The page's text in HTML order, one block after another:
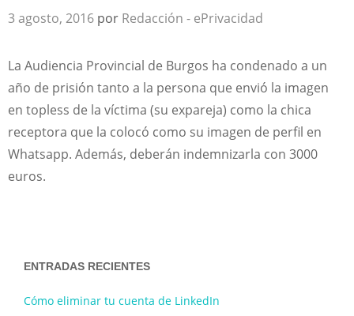
3 agosto, 2016 por Redacción - ePrivacidad
La Audiencia Provincial de Burgos ha condenado a un
año de prisión tanto a la persona que envió la imagen
en topless de la víctima (su expareja) como la chica
receptora que la colocó como su imagen de perfil en
Whatsapp. Además, deberán indemnizarla con 3000
euros.
ENTRADAS RECIENTES
Cómo eliminar tu cuenta de LinkedIn